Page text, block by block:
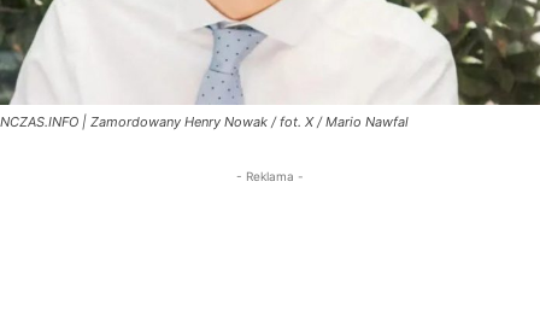
NCZAS.INFO | Zamordowany Henry Nowak / fot. X / Mario Nawfal
- Reklama -